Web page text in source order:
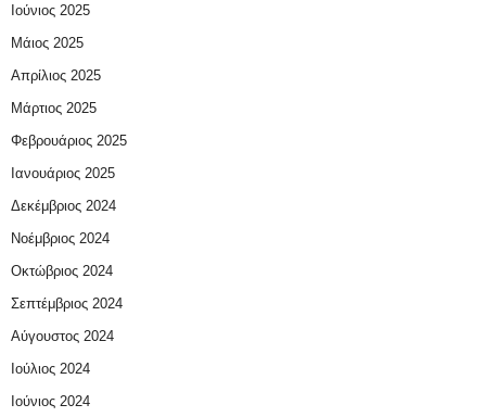
Ιούνιος 2025
Μάιος 2025
Απρίλιος 2025
Μάρτιος 2025
Φεβρουάριος 2025
Ιανουάριος 2025
Δεκέμβριος 2024
Νοέμβριος 2024
Οκτώβριος 2024
Σεπτέμβριος 2024
Αύγουστος 2024
Ιούλιος 2024
Ιούνιος 2024